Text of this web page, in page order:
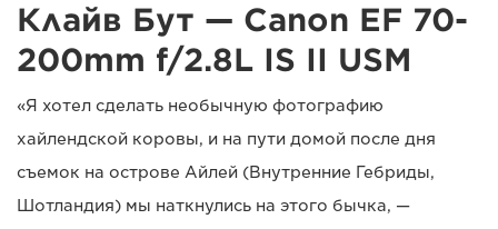
Клайв Бут — Canon EF 70-
200mm f/2.8L IS II USM
«Я хотел сделать необычную фотографию
хайлендской коровы, и на пути домой после дня
съемок на острове Айлей (Внутренние Гебриды,
Шотландия) мы наткнулись на этого бычка, —